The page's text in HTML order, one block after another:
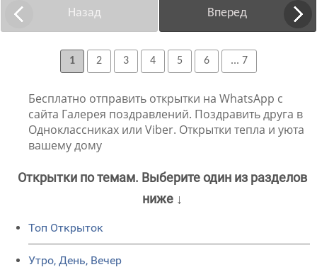
Назад Вперед
1 2 3 4 5 6 ... 7
Бесплатно отправить открытки на WhatsApp с
сайта Галерея поздравлений. Поздравить друга в
Одноклассниках или Viber. Открытки тепла и уюта
вашему дому
Открытки по темам. Выберите один из разделов
ниже ↓
Топ Открыток
Утро, День, Вечер